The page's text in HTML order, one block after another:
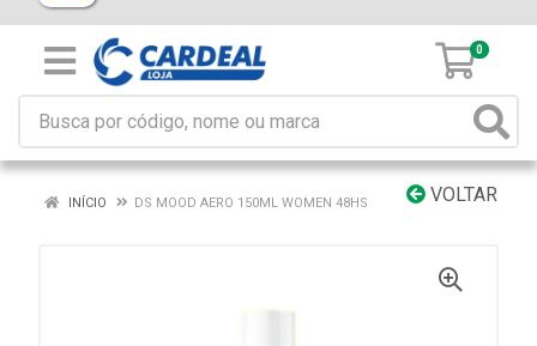
0
VOLTAR
INÍCIO DS MOOD AERO 150ML WOMEN 48HS